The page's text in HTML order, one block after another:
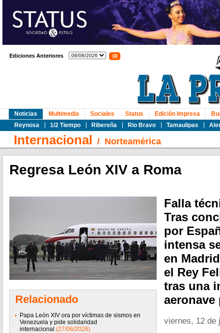
Ediciones Anteriores
Noticias
Reynosa
1/2 Tiempo Ribereña Rio Bravo Tamaulipas
Multimedia Sociales Status Edición Impresa
Internacional / Norteamérica
Regresa León XIV a Roma
Relacionado
Papa León XIV ora por víctimas de sismos en
Venezuela y pide solidaridad
internacional (27/06/2026)
Falla
Tras
por
intensa
en
el Rey
tras una
aeronave
viernes, 12 de